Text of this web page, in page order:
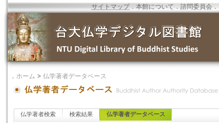
サイトマップ．本館について ．諮問委員会 ．
． ホーム > 仏学著者データベース
仏学著者検索 検索結果 仏学著者データベース